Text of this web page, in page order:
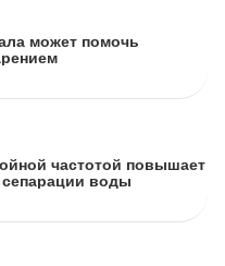
может помочь
частотой повышает
воды